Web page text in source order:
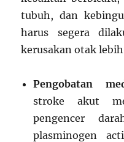
tubuh, dan
harus segera
kerusakan otak
Pengobatan
stroke akut
pengencer
plasminogen